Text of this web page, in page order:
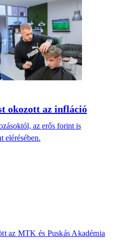
okozott az infláció
az erős forint is
elérésében.
az MTK és Puskás Akadémia